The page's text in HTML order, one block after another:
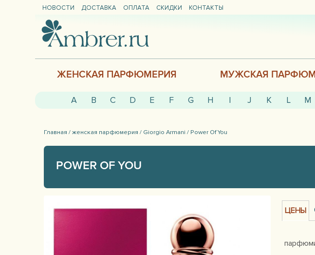
НОВОСТИ ДОСТАВКА ОПЛАТА СКИДКИ КОНТАКТЫ
ЖЕНСКАЯ ПАРФЮМЕРИЯ МУЖСКАЯ
A B C D E F G H I J K L M
Главная /женская парфюмерия / Giorgio Armani / Power Of You
POWER OF YOU
ЦЕНЫ